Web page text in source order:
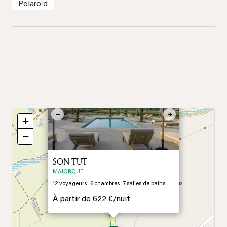
Polaroïd
Previous Next
SON TUT
MAJORQUE
12voyageurs 6 chambres 7 salles de bains
À partir de 622 €/nuit
+
−